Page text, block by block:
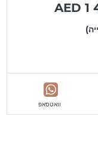
AED 1
וואטסאפ